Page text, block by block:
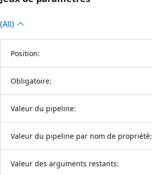
(All)
Position:
Obligatoire:
Valeur du pipeline:
Valeur du pipeline par nom de propriété:
Valeur des arguments restants: